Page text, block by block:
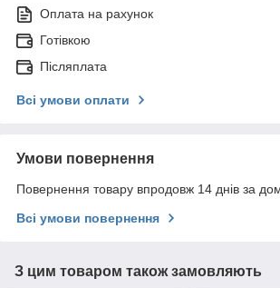
Оплата на рахунок
Готівкою
Післяплата
Всі умови оплати
Умови повернення
Повернення товару впродовж 14 днів за
Всі умови повернення
З цим товаром також замовляють